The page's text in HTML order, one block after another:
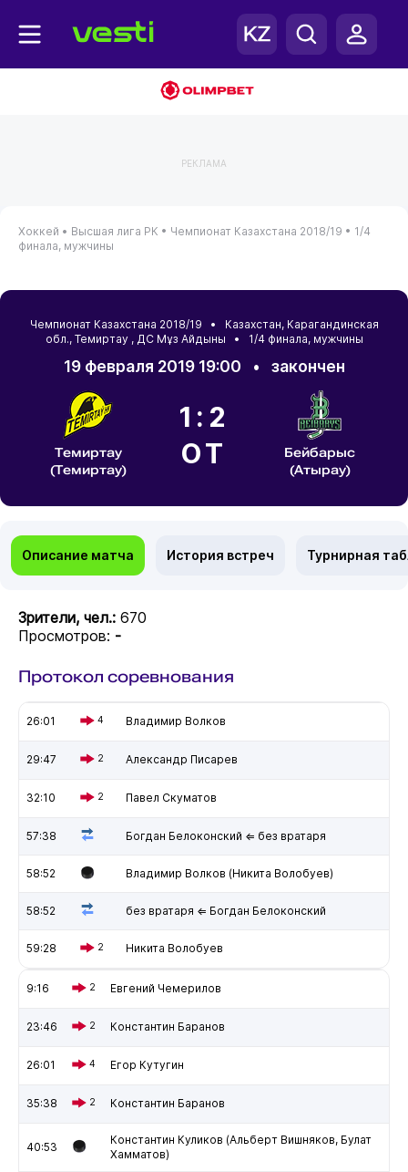
РЕКЛАМА
Хоккей • Высшая лига РК • Чемпионат Казахстана 2018/19 • 1/4
финала, мужчины
Чемпионат Казахстана 2018/19 • Казахстан, Карагандинская
обл., Темиртау, ДС Мұз Айдыны • 1/4 финала, мужчины
19 февраля 2019 19:00 • закончен
Темиртау
(Темиртау)
1:2
ОТ
Бейбарыс
(Атырау)
Описание матча История встреч Турнирная
Зрители, чел.: 670
Просмотров: -
Протокол соревнования
26:01 4 Владимир Волков
29:47 2 Александр Писарев
32:10 2 Павел Скуматов
57:38 Богдан Белоконский ⇐ без вратаря
58:52 Владимир Волков (Никита Волобуев)
58:52 без вратаря ⇐ Богдан Белоконский
59:28 2 Никита Волобуев
9:16 2 Евгений Чемерилов
23:46 2 Константин Баранов
26:01 4 Егор Кутугин
35:38 2 Константин Баранов
40:53
Константин Куликов (Альберт Вишняков, Булат
Хамматов)